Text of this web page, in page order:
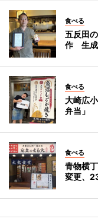
食べる
五反田
作 生成
食べる
大崎広
弁当」
食べる
青物横
変更、